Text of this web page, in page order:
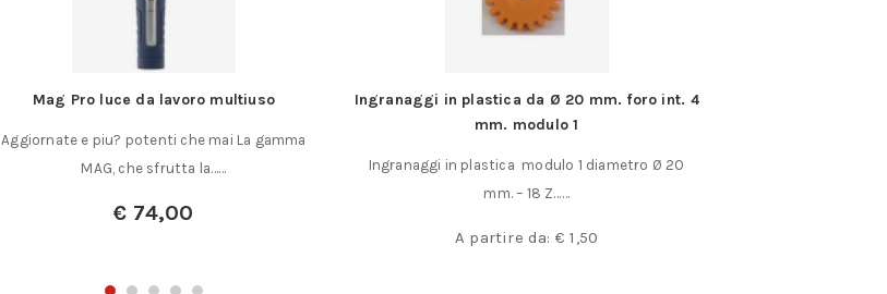
Mag Pro luce da lavoro multiuso
Aggiornate e piu? potenti che mai La gamma
MAG, che sfrutta la……
€ 74,00
Ingranaggi in plastica da Ø 20 mm. foro int. 4
mm. modulo 1
Ingranaggi in plastica modulo 1 diametro Ø 20
mm. – 18 Z……
A partire da: € 1,50